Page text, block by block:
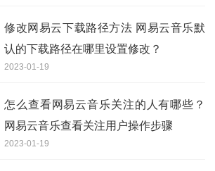
修改网易云下载路径方法 网易云音乐默
认的下载路径在哪里设置修改？
2023-01-19
怎么查看网易云音乐关注的人有哪些？
网易云音乐查看关注用户操作步骤
2023-01-19